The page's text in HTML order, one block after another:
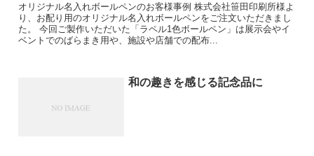
オリジナル名入れボールペンのお客様事例 株式会社笹田印刷所様よ
り、お配り用のオリジナル名入れボールペンをご注文いただきまし
た。 今回ご製作いただいた「ラペル1色ボールペン」は展示会やイ
ベントでのばらまき用や、施設や店舗での配布...
和の趣きを感じる記念品に